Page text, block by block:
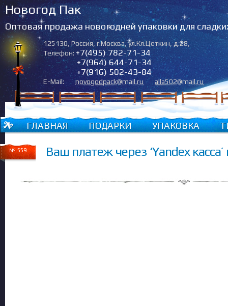
Новогод Пак
Оптовая продажа новогодней упаковки для
125130,Россия,г.Москва,ул.Кл.Цеткин, д.28
Телефон: +7(495) 782-71-34
+7(964) 644-71-34
+7(916) 502-43-84
E-Mail: novogodpack@mail.ru alla502@mail.ru
ГЛАВНАЯ ПОДАРКИ УПАКОВКА
№ 559 Ваш платеж через ‘Yandex